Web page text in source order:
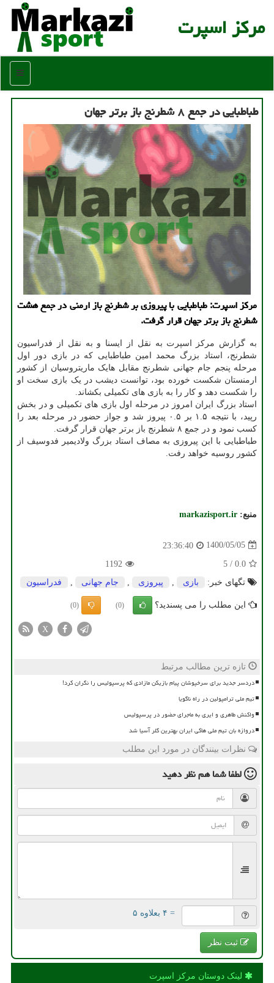
مركز اسپرت
منو
طباطبایی در جمع ۸ شطرنج باز برتر جهان
مرکز اسپرت: طباطبایی با پیروزی بر شطرنج باز ارمنی در جمع هشت
شطرنج باز برتر جهان قرار گرفت.
به گزارش مرکز اسپرت به نقل از ایسنا و به نقل از فدراسیون
شطرنج، استاد بزرگ محمد امین طباطبایی که در بازی دور اول
مرحله پنجم جام جهانی شطرنج مقابل هایک ماریتروسیان از کشور
ارمنستان شکست خورده بود، توانست دیشب در یک بازی سخت او
را شکست دهد و کار را به بازی های تکمیلی بکشاند.
استاد بزرگ ایران امروز در مرحله اول بازی های تکمیلی و در بخش
رپید، با نتیجه ۱.۵ بر ۰.۵ پیروز شد و جواز حضور در مرحله بعد را
کسب نمود و در جمع ۸ شطرنج باز برتر جهان قرار گرفت.
طباطبایی با این پیروزی به مصاف استاد بزرگ ولادیمیر فدوسیف از
کشور روسیه خواهد رفت.
منبع: markazisport.ir
1400/05/05
23:36:40
0.0
/
5
1192
تگهای خبر:
بازی پیروزی جام جهانی فدراسیون
این مطلب را می پسندید؟ (0)
(0)
X
تازه ترین مطالب مرتبط
دردسر جدید برای سرخپوشان پیام بازیکن مازادی که پرسپولیس را نگران کرد!
تیم ملی ترامپولین در راه ناگویا
واکنش طاهری و ایری به ماجرای حضور در پرسپولیس
دروازه بان تیم ملی هاکی ایران بهترین گلر آسیا شد
نظرات بینندگان در مورد این مطلب
لطفا شما همنظر دهید
= ۴ بعلاوه ۵
ثبت نظر
لینک دوستان مركز اسپرت